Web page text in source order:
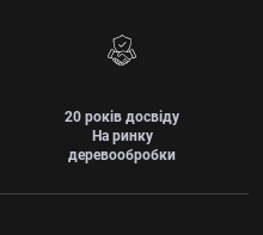
20 років досвіду
На ринку
деревообробки